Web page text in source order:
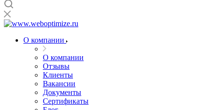
О компании
О компании
Отзывы
Клиенты
Вакансии
Документы
Сертификаты